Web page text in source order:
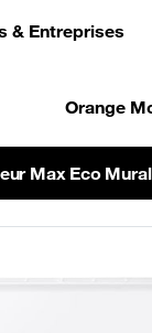
& Entreprises
Orange
Max Eco